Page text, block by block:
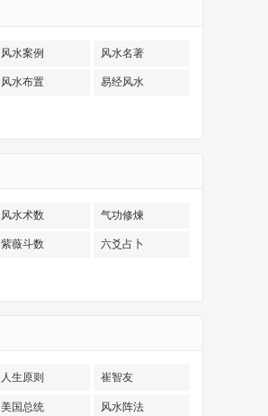
风水案例 风水名著
风水布置 易经风水
风水术数 气功修煉
紫薇斗数 六爻占卜
人生原则 崔智友
美国总统 风水阵法